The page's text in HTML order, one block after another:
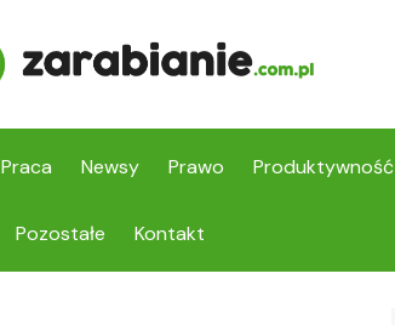
Praca Newsy Prawo Produktywność
Pozostałe Kontakt